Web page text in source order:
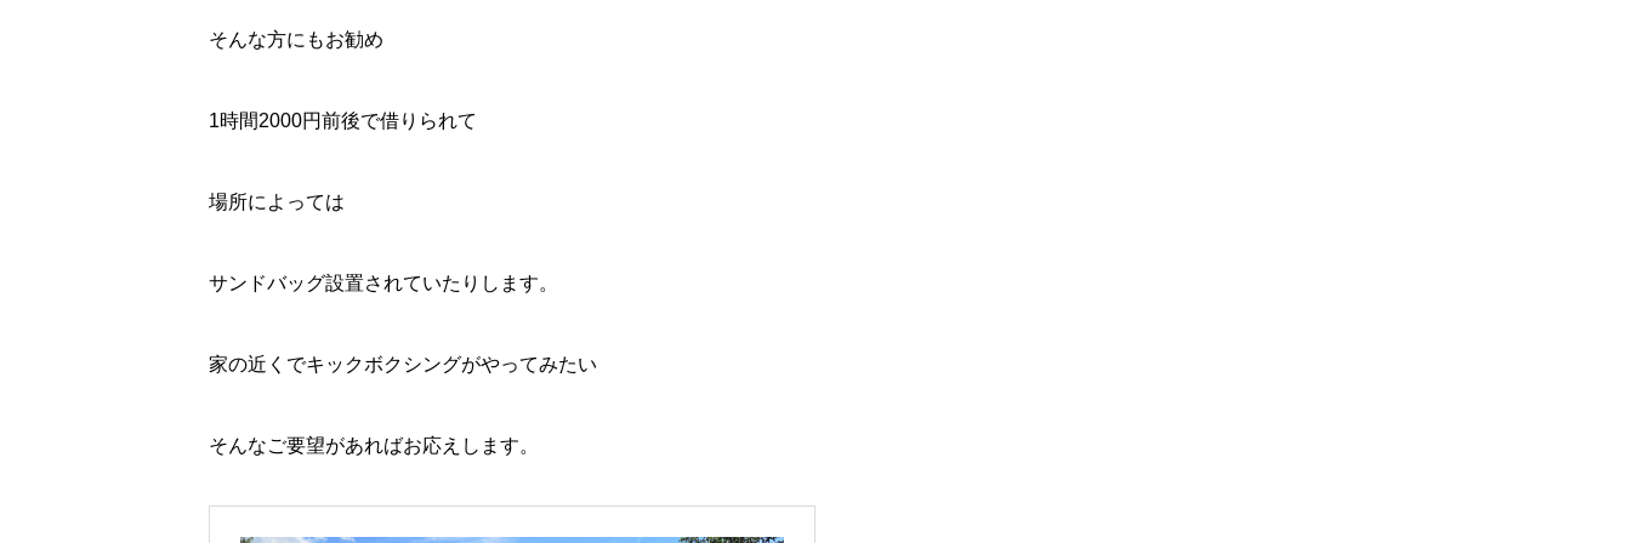
そんな方にもお勧め
1時間2000円前後で借りられて
場所によっては
サンドバッグ設置されていたりします。
家の近くでキックボクシングがやってみたい
そんなご要望があればお応えします。